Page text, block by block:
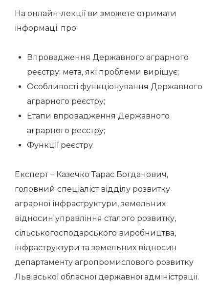
На онлайн-лекції ви зможете отримати
інформаці. про:
Впровадження Державного аграрного
реєстру: мета, які проблеми вирішує;
Особливості функціонування Державного
аграрного реєстру;
Етапи впровадження Державного
аграрного реєстру;
Функції реєстру
Експерт – Казечко Тарас Богданович,
головний спеціаліст відділу розвитку
аграрної інфраструктури, земельних
відносин управління сталого розвитку,
сільськогосподарського виробництва,
інфраструктури та земельних відносин
департаменту агропромислового розвитку
Львівської обласної державної адміністрації.